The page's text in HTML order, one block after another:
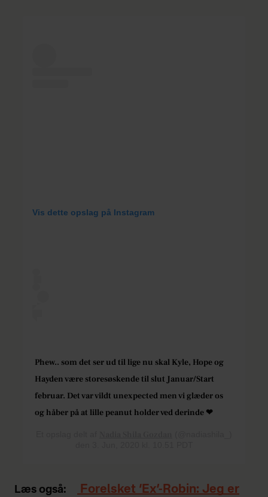
Vis dette opslag på Instagram
Phew.. som det ser ud til lige nu skal Kyle, Hope og
Hayden være storesøskende til slut Januar/Start
februar. Det var vildt unexpected men vi glæder os
og håber på at lille peanut holder ved derinde ❤
Læs også:
Forelsket ‘Ex’-Robin: Jeg er